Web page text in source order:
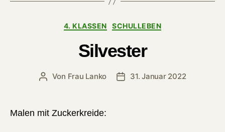
Kategorien
4. KLASSEN SCHULLEBEN
Silvester
Beitragsautor
Von Frau Lanko Veröffentlichungsdatum
31. Januar 2022
Malen mit Zuckerkreide: